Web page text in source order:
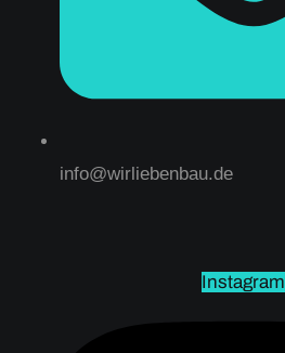
info@wirliebenbau.de
Instagram